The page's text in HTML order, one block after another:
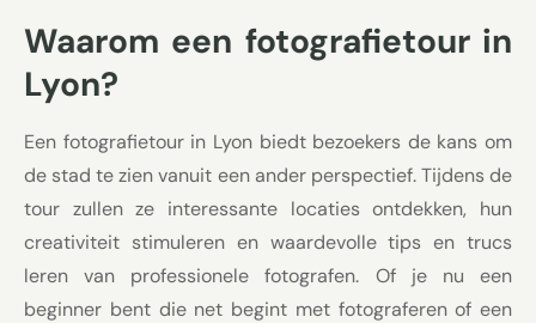
Waarom een fotografietour in
Lyon?
Een fotografietour in Lyon biedt bezoekers de kans om
de stad te zien vanuit een ander perspectief. Tijdens de
tour zullen ze interessante locaties ontdekken, hun
creativiteit stimuleren en waardevolle tips en trucs
leren van professionele fotografen. Of je nu een
beginner bent die net begint met fotograferen of een